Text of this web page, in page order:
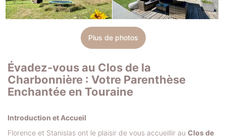
Plus de photos
Évadez-vous au Clos de la
Charbonnière : Votre Parenthèse
Enchantée en Touraine
Introduction et Accueil
Florence et Stanislas ont le plaisir de vous accueillir au Clos de